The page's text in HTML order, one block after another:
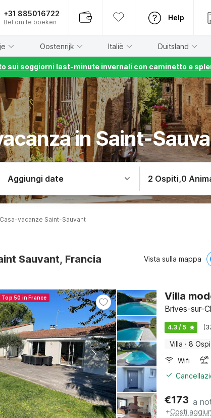
+31 885016722
Bel om te boeken
Help
Oostenrijk Italië Duitsland
sui soggiorni last-minute invernali con caminetto e
in Saint-
Aggiungi date 2 Ospiti,0
Casa-vacanze Saint-Sauvant
Sauvant, Francia Vista sulla mappa
50 in France Villa
Brives-sur-
4.3 / 5
Villa · 8
Wifi
€173 a
+Costi